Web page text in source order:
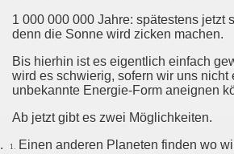
1 000 000 000 Jahre: spätestens jetzt
denn die Sonne wird zicken machen.
Bis hierhin ist es eigentlich einfach
wird es schwierig, sofern wir uns nicht
unbekannte Energie-Form aneignen
Ab jetzt gibt es zwei Möglichkeiten.
1. Einen anderen Planeten finden wo